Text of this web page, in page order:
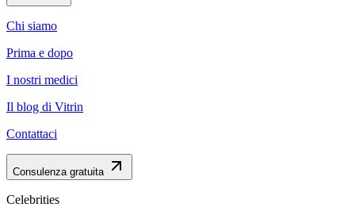
Chi siamo
Prima e dopo
I nostri medici
Il blog di Vitrin
Contattaci
Consulenza gratuita
Celebrities